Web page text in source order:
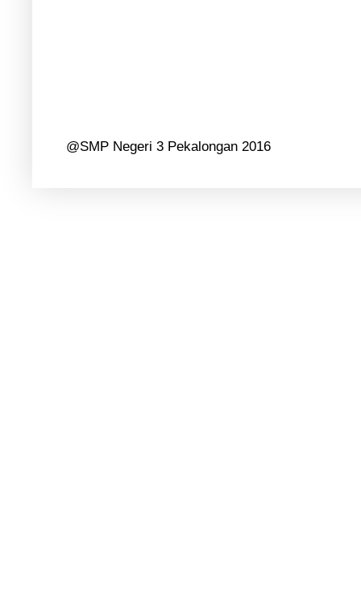
@SMP Negeri 3 Pekalongan 2016